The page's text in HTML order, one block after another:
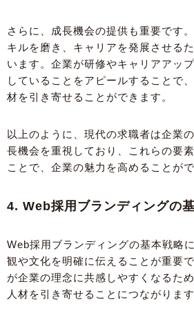
さらに、成長機会の提供も重要です
キルを磨き、キャリアを発展させる
います。企業が研修やキャリアアッ
していることをアピールすることで
材を引き寄せることができます。
以上のように、現代の求職者は企業
長機会を重視しており、これらの要
ことで、企業の魅力を高めることがで
4. Web採用ブランディングの
Web採用ブランディングの基本戦略
観や文化を明確に伝えることが重要
が企業の理念に共感しやすくなるた
人材を引き寄せることにつながります